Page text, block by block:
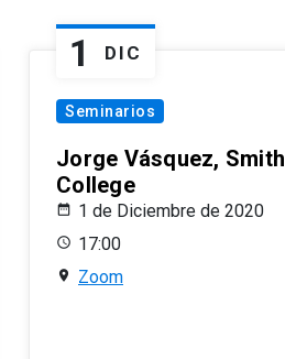
1 DIC
Seminarios
Jorge Vásquez, Smith
College
1 de Diciembre de 2020
17:00
Zoom